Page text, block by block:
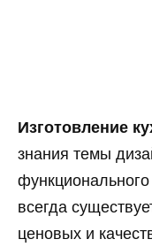
Изготовление
знания темы
всегда
ценовых и